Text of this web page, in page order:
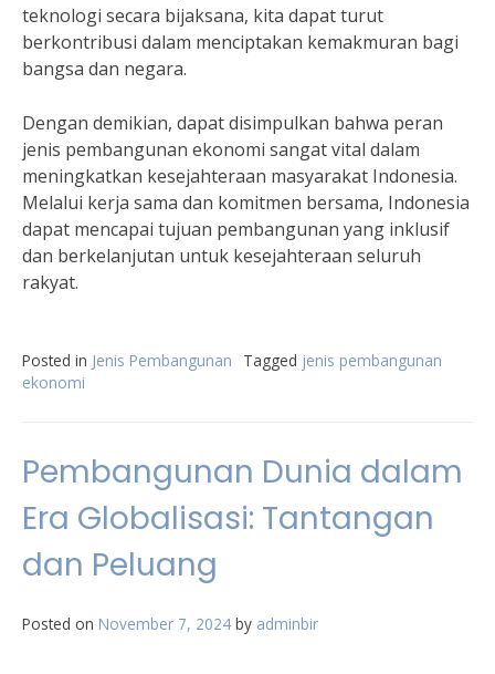
teknologi secara bijaksana, kita dapat turut
berkontribusi dalam menciptakan kemakmuran bagi
bangsa dan negara.
Dengan demikian, dapat disimpulkan bahwa peran
jenis pembangunan ekonomi sangat vital dalam
meningkatkan kesejahteraan masyarakat Indonesia.
Melalui kerja sama dan komitmen bersama, Indonesia
dapat mencapai tujuan pembangunan yang inklusif
dan berkelanjutan untuk kesejahteraan seluruh
rakyat.
Posted in Jenis Pembangunan Tagged jenis pembangunan
ekonomi
Pembangunan Dunia dalam
Era Globalisasi: Tantangan
dan Peluang
Posted on November 7, 2024 by adminbir